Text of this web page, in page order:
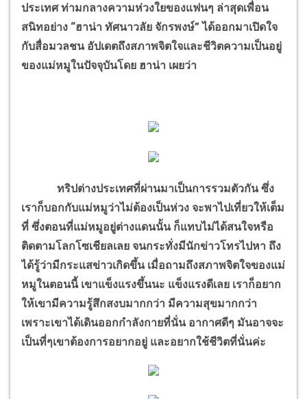
ประเทศ ท่ามกลางความห่วงใยของแฟนๆ ล่าสุดเพื่อน
สนิทอย่าง “ฮาน่า ทัศนาวลัย จักรพงษ์” ได้ออกมาเปิดใจ
กับสื่อมวลชน อัปเดตถึงสภาพจิตใจและชีวิตความเป็นอยู่
ของแม่หมูในปัจจุบันโดย ฮาน่า เผยว่า
ทริปต่างประเทศที่ผ่านมาเป็นการรวมตัวกัน ซึ่ง
เราก็บอกกับแม่หมูว่าไม่ต้องเป็นห่วง จะพาไปเที่ยวให้เต็ม
ที่ ซึ่งตอนที่แม่หมูอยู่ต่างแดนนั้น ก็แทบไม่ได้สนใจหรือ
ติดตามโลกโซเชียลเลย จนกระทั่งมีนักข่าวโทรไปหา ถึง
ได้รู้ว่ามีกระแสข่าวเกิดขึ้น เมื่อถามถึงสภาพจิตใจของแม่
หมูในตอนนี้ เขาแข็งแรงขึ้นนะ แข็งแรงดีเลย เราก็อยาก
ให้เขามีความรู้สึกสงบมากกว่า มีความสุขมากกว่า
เพราะเขาได้เดินออกกำลังกายที่นั่น อากาศดีๆ มันอาจจะ
เป็นที่ๆเขาต้องการอยากอยู่ และอยากใช้ชีวิตที่นั่นค่ะ